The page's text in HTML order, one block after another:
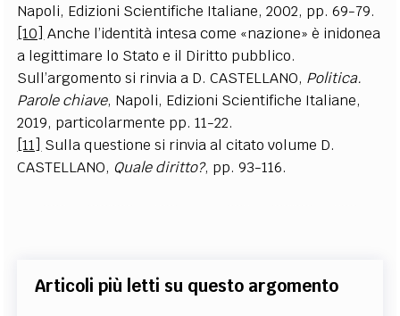
Napoli, Edizioni Scientifiche Italiane, 2002, pp. 69-79.
[10] Anche l’identità intesa come «nazione» è inidonea
a legittimare lo Stato e il Diritto pubblico.
Sull’argomento si rinvia a D. CASTELLANO, Politica.
Parole chiave, Napoli, Edizioni Scientifiche Italiane,
2019, particolarmente pp. 11-22.
[11] Sulla questione si rinvia al citato volume D.
CASTELLANO, Quale diritto?, pp. 93-116.
Articoli più letti su questo argomento